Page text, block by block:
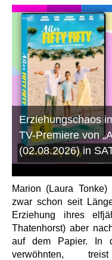
Erziehungschaos
TV-Premiere von
(02.08.2026) in
Marion (Laura
zwar schon seit
Erziehung ihres
Thatenhorst) aber
auf dem Papier. In
verwöhnten,